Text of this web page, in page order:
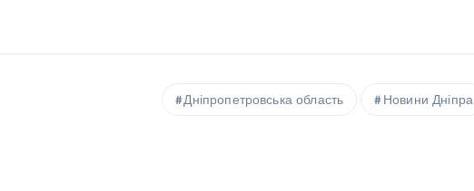
Дніпропетровська область Новини Дніпра